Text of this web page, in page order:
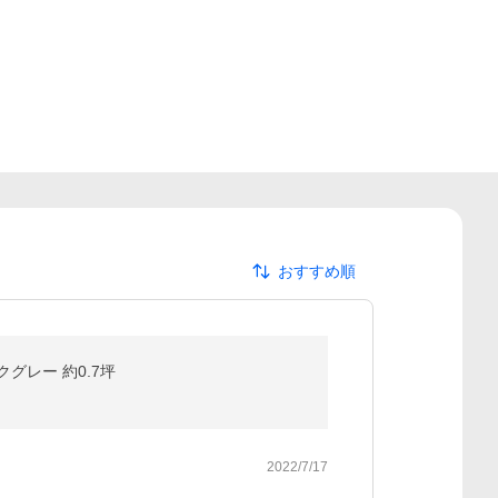
おすすめ順
グレー 約0.7坪
2022/7/17